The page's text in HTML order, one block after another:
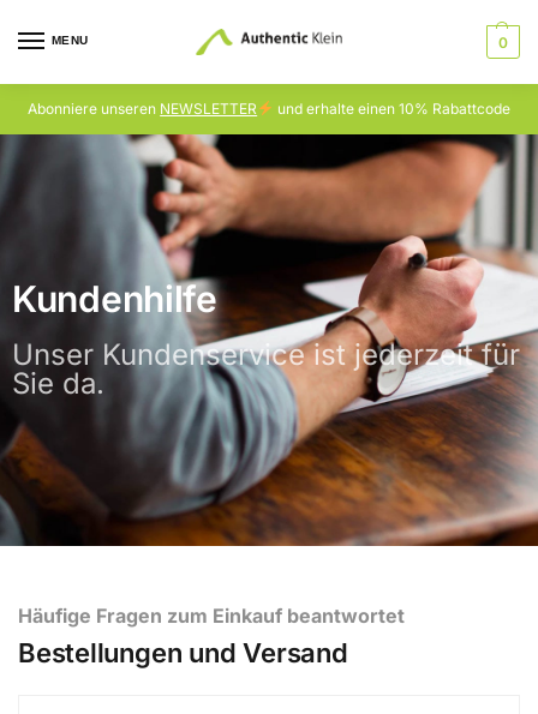
MENU 0
Abonniere unseren NEWSLETTER und erhalte einen 10% Rabattcode
Kundenhilfe
Unser Kundenservice ist jederzeit für
Sie da.
Häufige Fragen zum Einkauf beantwortet
Bestellungen und Versand